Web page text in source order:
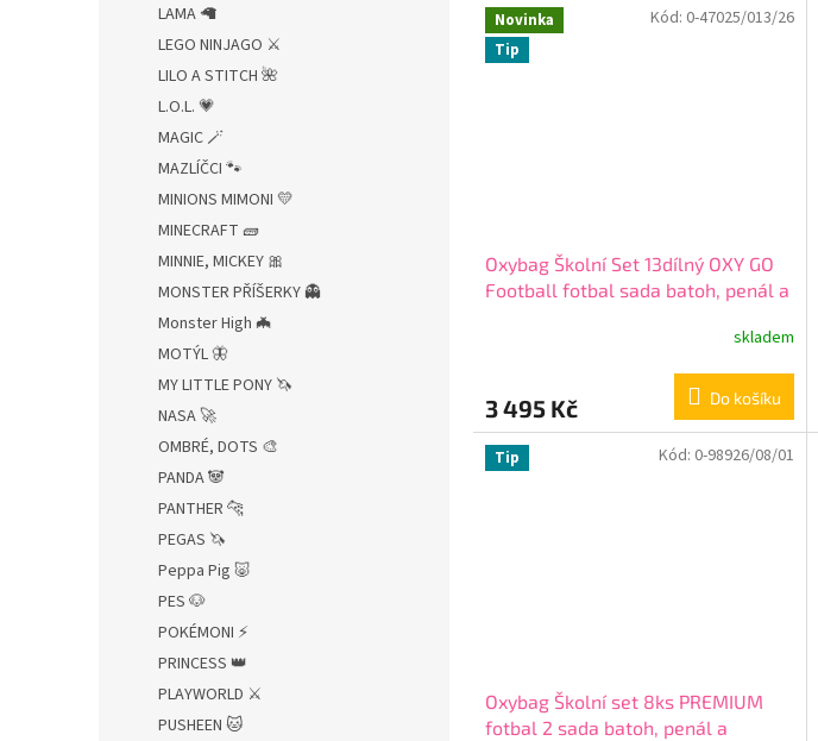
LAMA 🦙
LEGO NINJAGO ⚔️
LILO A STITCH 🌺
L.O.L. 💗
MAGIC 🪄
MAZLÍČCI 🐾
MINIONS MIMONI 💛
MINECRAFT 🧱
MINNIE, MICKEY 🎀
MONSTER PŘÍŠERKY 👻
Monster High 🦇
MOTÝL 🦋
MY LITTLE PONY 🦄
NASA 🚀
OMBRÉ, DOTS 🎨
PANDA 🐼
PANTHER 🐆
PEGAS 🦄
Peppa Pig 🐷
PES 🐶
POKÉMONI ⚡
PRINCESS 👑
PLAYWORLD ⚔️
PUSHEEN 🐱
Novinka
Tip
Oxybag Školní Set 13dílný OXY GO
Football fotbal sada batoh, penál a
skladem
3 495 Kč Do košíku
Kód: 0-47025/013/26
Tip
Oxybag Školní set 8ks PREMIUM
fotbal 2 sada batoh, penál a
Kód: 0-98926/08/01